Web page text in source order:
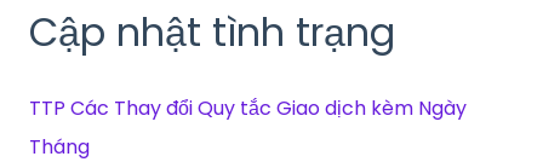
Cập nhật tình trạng
TTP Các Thay đổi Quy tắc Giao dịch kèm Ngày
Tháng